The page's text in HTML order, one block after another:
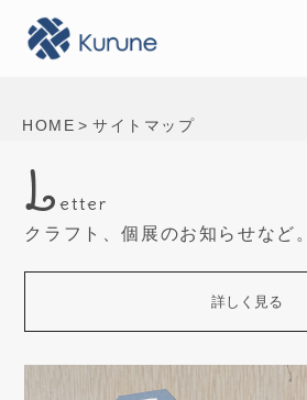
HOME サイトマップ
Letter
クラフト、個展のお知らせなど。
詳しく見る